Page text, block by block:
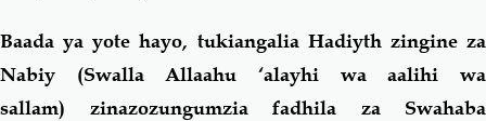
Baada ya yote hayo, tukiangalia Hadiyth zingine za
Nabiy (Swalla Allaahu ‘alayhi wa aalihi wa
sallam)
zinazozungumzia fadhila za Swahaba